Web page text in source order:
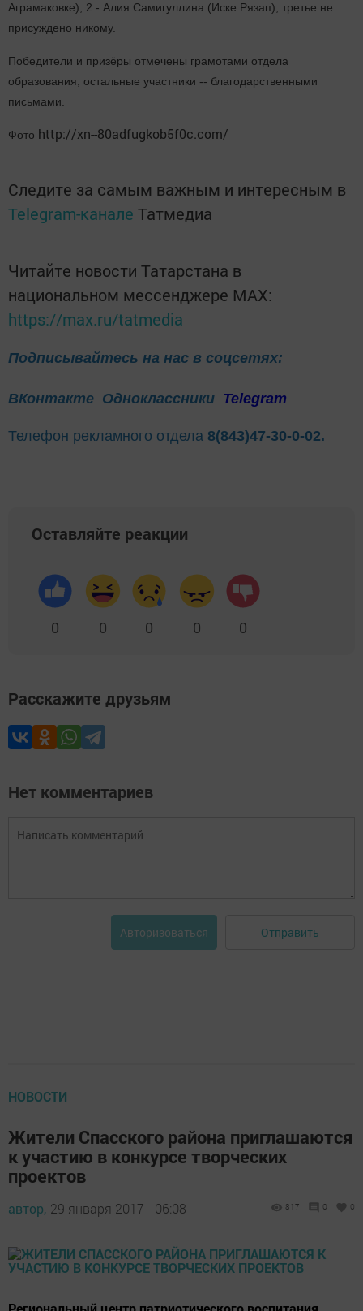
Аграмаковке), 2 - Алия Самигуллина (Иске Рязап), третье не
присуждено никому.
Победители и призёры отмечены грамотами отдела
образования, остальные участники -- благодарственными
письмами.
Фото http://xn--80adfugkob5f0c.com/
Следите за самым важным и интересным в
Telegram-канале Татмедиа
Читайте новости Татарстана в
национальном мессенджере MАХ:
https://max.ru/tatmedia
Подписывайтесь на нас в соцсетях:
ВКонтакте Одноклассники Telegram
Телефон рекламного отдела 8(843)47-30-0-02.
Оставляйте реакции
0 0 0 0 0
Расскажите друзьям
Нет комментариев
Авторизоваться Отправить
НОВОСТИ
Жители Спасского района приглашаются
к участию в конкурсе творческих
проектов
автор, 29 января 2017 - 06:08 817 0 0